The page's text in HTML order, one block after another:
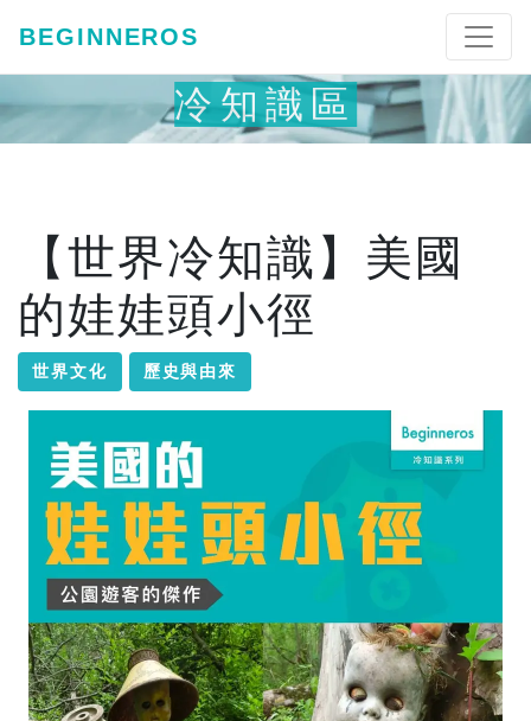
BEGINNEROS
冷知識區
【世界冷知識】美國
的娃娃頭小徑
世界文化 歷史與由來